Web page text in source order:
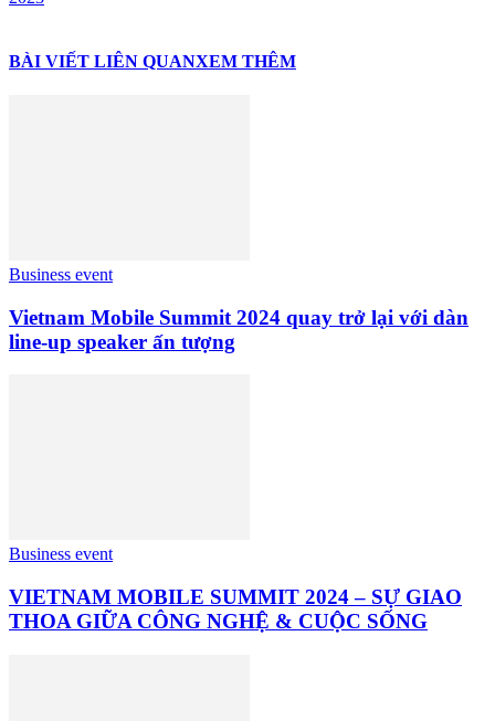
BÀI VIẾT LIÊN QUANXEM THÊM
Business event
Vietnam Mobile Summit 2024 quay trở lại với dàn
line-up speaker ấn tượng
Business event
VIETNAM MOBILE SUMMIT 2024 – SỰ GIAO
THOA GIỮA CÔNG NGHỆ & CUỘC SỐNG